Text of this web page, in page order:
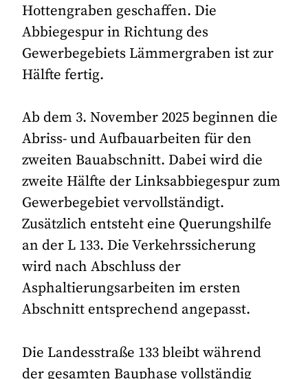
Hottengraben geschaffen. Die
Abbiegespur in Richtung des
Gewerbegebiets Lämmergraben ist zur
Hälfte fertig.
Ab dem 3. November 2025 beginnen die
Abriss- und Aufbauarbeiten für den
zweiten Bauabschnitt. Dabei wird die
zweite Hälfte der Linksabbiegespur zum
Gewerbegebiet vervollständigt.
Zusätzlich entsteht eine Querungshilfe
an der L 133. Die Verkehrssicherung
wird nach Abschluss der
Asphaltierungsarbeiten im ersten
Abschnitt entsprechend angepasst.
Die Landesstraße 133 bleibt während
der gesamten Bauphase vollständig